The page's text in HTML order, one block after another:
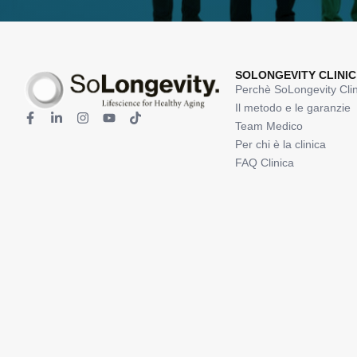
SOLONGEVITY CLINIC
Perchè SoLongevity
Il metodo e le garanzie
Team Medico
Per chi è la clinica
FAQ Clinica